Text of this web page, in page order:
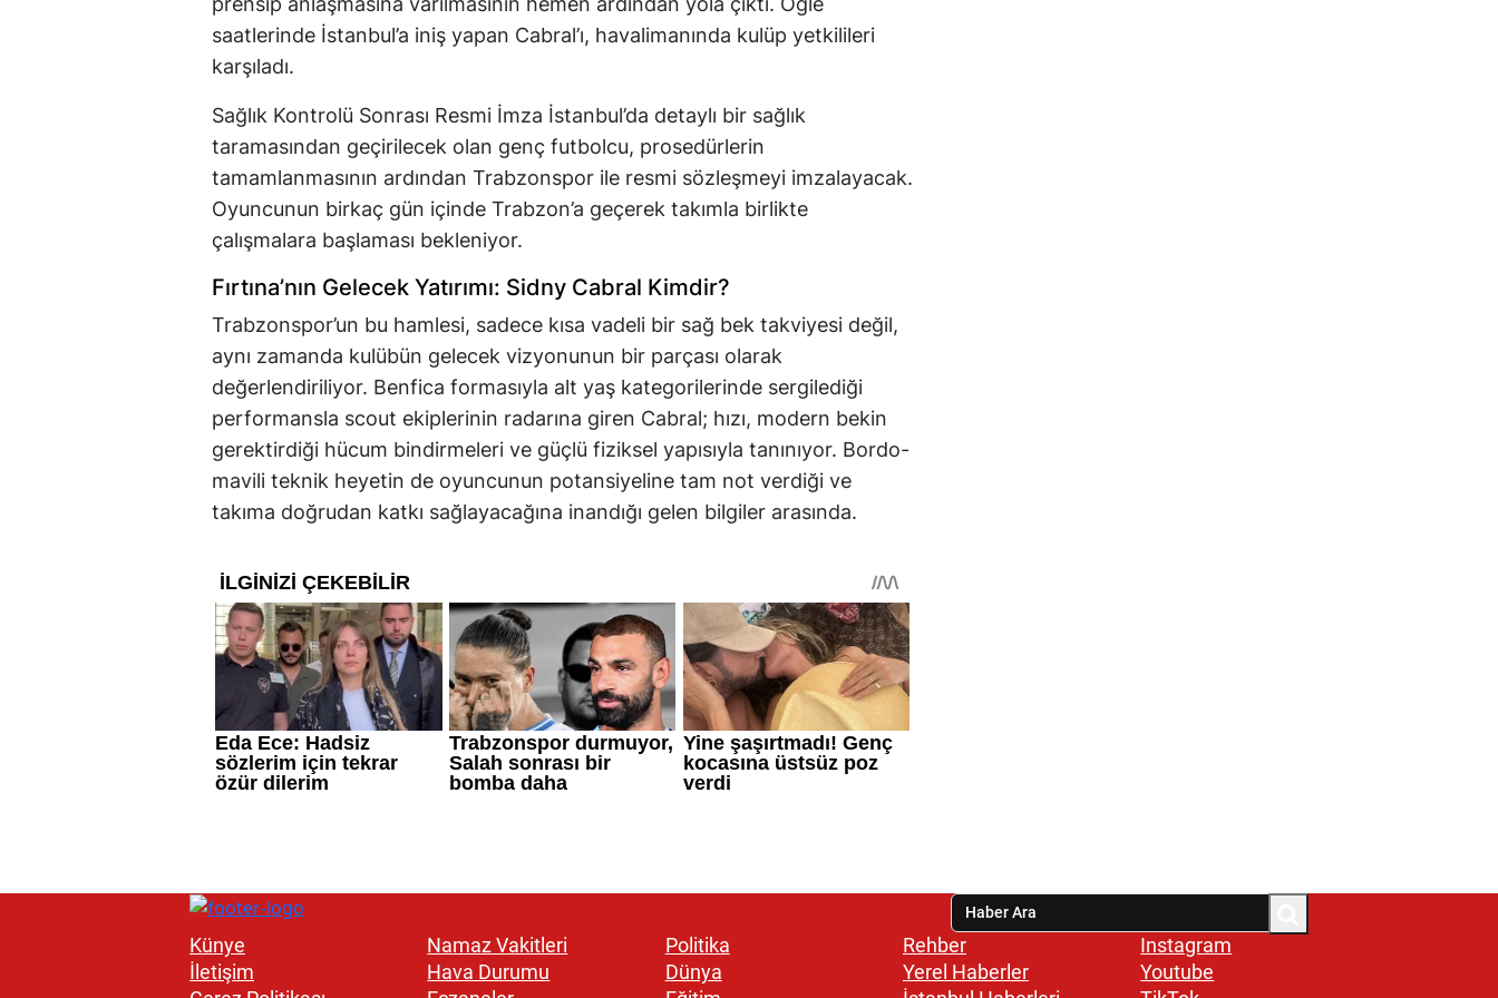
saatlerinde İstanbul’a iniş yapan Cabral’ı, havalimanında kulüp yetkilileri
karşıladı.
Sağlık Kontrolü Sonrası Resmi İmza İstanbul’da detaylı bir sağlık
taramasından geçirilecek olan genç futbolcu, prosedürlerin
tamamlanmasının ardından Trabzonspor ile resmi sözleşmeyi imzalayacak.
Oyuncunun birkaç gün içinde Trabzon’a geçerek takımla birlikte
çalışmalara başlaması bekleniyor.
Fırtına’nın Gelecek Yatırımı: Sidny Cabral Kimdir?
Trabzonspor’un bu hamlesi, sadece kısa vadeli bir sağ bek takviyesi değil,
aynı zamanda kulübün gelecek vizyonunun bir parçası olarak
değerlendiriliyor. Benfica formasıyla alt yaş kategorilerinde sergilediği
performansla scout ekiplerinin radarına giren Cabral; hızı, modern bekin
gerektirdiği hücum bindirmeleri ve güçlü fiziksel yapısıyla tanınıyor. Bordo-
mavili teknik heyetin de oyuncunun potansiyeline tam not verdiği ve
takıma doğrudan katkı sağlayacağına inandığı gelen bilgiler arasında.
Künye
İletişim
Namaz Vakitleri
Hava Durumu
Politika
Dünya
Rehber
Yerel Haberler
Instagram
Youtube